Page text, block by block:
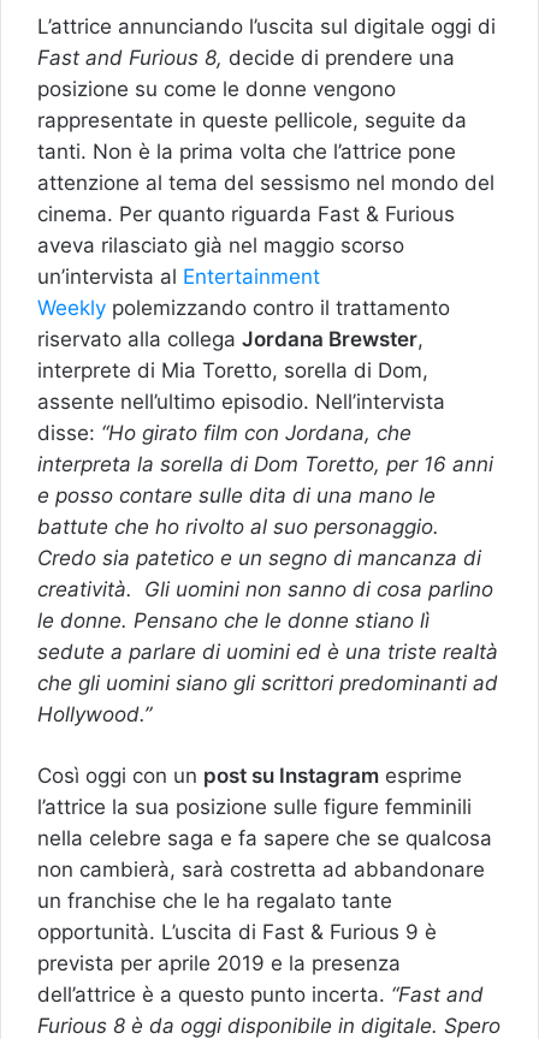
L’attrice annunciando l’uscita sul digitale oggi di
Fast and Furious 8, decide di prendere una
posizione su come le donne vengono
rappresentate in queste pellicole, seguite da
tanti. Non è la prima volta che l’attrice pone
attenzione al tema del sessismo nel mondo del
cinema. Per quanto riguarda Fast & Furious
aveva rilasciato già nel maggio scorso
un’intervista al Entertainment
Weekly polemizzando contro il trattamento
riservato alla collega Jordana Brewster,
interprete di Mia Toretto, sorella di Dom,
assente nell’ultimo episodio. Nell’intervista
disse: “Ho girato film con Jordana, che
interpreta la sorella di Dom Toretto, per 16 anni
e posso contare sulle dita di una mano le
battute che ho rivolto al suo personaggio.
Credo sia patetico e un segno di mancanza di
creatività. Gli uomini non sanno di cosa parlino
le donne. Pensano che le donne stiano lì
sedute a parlare di uomini ed è una triste realtà
che gli uomini siano gli scrittori predominanti ad
Hollywood.”
Così oggi con un post su Instagram esprime
l’attrice la sua posizione sulle figure femminili
nella celebre saga e fa sapere che se qualcosa
non cambierà, sarà costretta ad abbandonare
un franchise che le ha regalato tante
opportunità. L’uscita di Fast & Furious 9 è
prevista per aprile 2019 e la presenza
dell’attrice è a questo punto incerta. “Fast and
Furious 8 è da oggi disponibile in digitale. Spero